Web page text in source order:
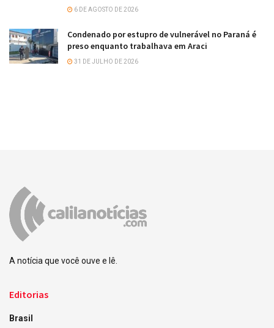
6 DE AGOSTO DE 2026
Condenado por estupro de vulnerável no Paraná é
preso enquanto trabalhava em Araci
31 DE JULHO DE 2026
A notícia que você ouve e lê.
Editorias
Brasil